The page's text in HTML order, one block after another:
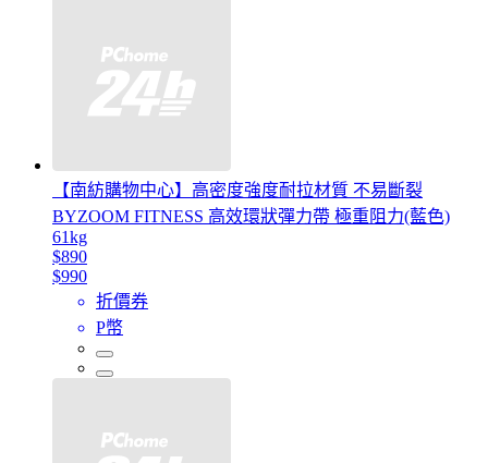
【南紡購物中心】高密度強度耐拉材質 不易斷裂
BYZOOM FITNESS 高效環狀彈力帶 極重阻力(藍色)
61kg
$890
$990
折價券
P幣